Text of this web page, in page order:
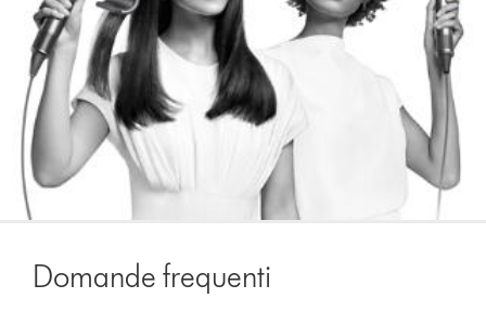
Domande frequenti